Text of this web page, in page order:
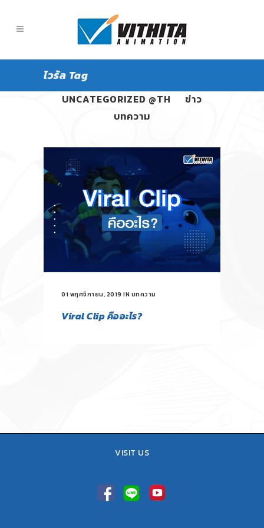
ไวรัล TagALL
UNCATEGORIZED @TH
ข่าว
บทความ
01 พฤศจิกายน, 2019 IN บทความ
Viral Clip คืออะไร?
VISIT US